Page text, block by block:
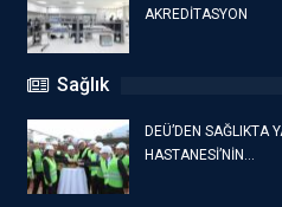
AKREDİTASYON
Sağlık
DEÜ’DEN SAĞLIKTA
HASTANESİ’NİN…